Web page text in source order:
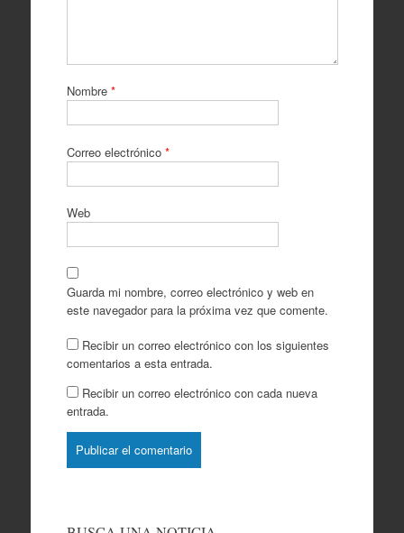
Nombre *
Correo electrónico *
Web
Guarda mi nombre, correo electrónico y web en
este navegador para la próxima vez que comente.
Recibir un correo electrónico con los siguientes
comentarios a esta entrada.
Recibir un correo electrónico con cada nueva
entrada.